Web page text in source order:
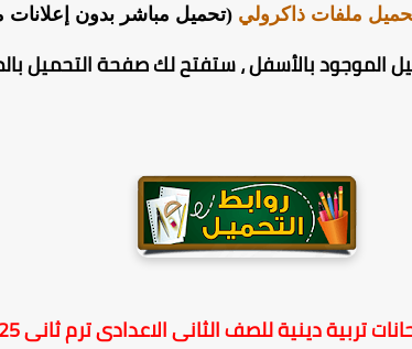
ملفات ذاكرولي (تحميل مباشر بدون
الموجود بالأسفل ، ستفتح لك صفحة التحميل
تربية دينية للصف الثانى الاعدادى ترم ثانى 2025